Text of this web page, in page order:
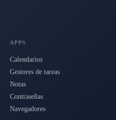
APPS
Calendarios
Gestores de tareas
Notas
Contraseñas
Navegadores